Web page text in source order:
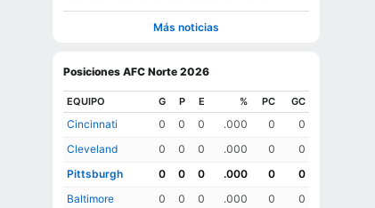
Más noticias
Posiciones AFC Norte 2026
EQUIPO G P E % PC GC
Cincinnati 0 0 0 .000 0
0
Cleveland
0 0 0 .000 0
0
Pittsburgh
0 0 0 .000 0
0
Baltimore
0 0 0 .000 0 0